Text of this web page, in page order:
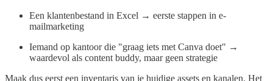
Een klantenbestand in Excel → eerste stappen in e-
mailmarketing
Iemand op kantoor die "graag iets met Canva doet" →
waardevol als content buddy, maar geen strategie
Maak dus eerst een inventaris van je huidige assets en kanalen. Het